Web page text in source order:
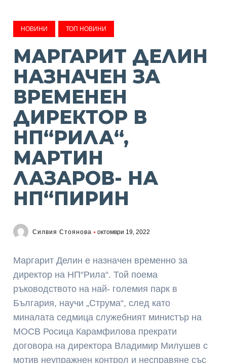
НОВИНИ ТОП НОВИНИ
МАРГАРИТ ДЕЛИН
НАЗНАЧЕН ЗА
ВРЕМЕНЕН
ДИРЕКТОР В
НП“РИЛА“,
МАРТИН
ЛАЗАРОВ- НА
НП“ПИРИН
Силвия Стоянова октомври 19, 2022
Маргарит Делин е назначен временно за
директор на НП“Рила“. Той поема
ръководството на най- големия парк в
България, научи „Струма“, след като
миналата седмица служебният министър на
МОСВ Росица Карамфилова прекрати
договора на директора Владимир Милушев с
мотив неупражнен контрол и несправяне със